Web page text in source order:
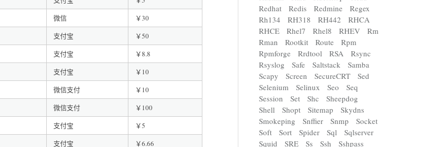
微信
￥30
支付宝
￥50
支付宝
￥8.8
支付宝
￥10
微信支付
￥10
微信支付
￥100
支付宝
￥5
支付宝
￥6.66
Redhat
Redis Redmine
Regex
Rh134
RH318 RH442
RHCA
RHCE
Rhel7 Rhel8 RHEV
Rm
Rman
Rootkit Route
Rpm
Rpmforge
Rrdtool RSA
Rsync
Rsyslog
Safe Saltstack
Samba
Scapy
Screen SecureCRT
Sed
Selenium
Selinux Seo
Seq
Session
Set Shc
Sheepdog
Shell
Shopt Sitemap
Skydns
Smokeping
Snffier Snmp
Socket
Soft
Sort Spider Sql
Sqlserver
Squid
SRE Ss Ssh
Sshpass